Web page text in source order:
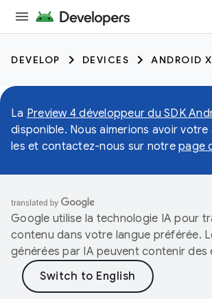
DEVELOP DEVICES ANDROID
La Preview 4 développeur du SDK
disponible. Nous aimerions avoir votre
les et contactez-nous sur notre page
Google utilise la technologie IA pour
contenu dans votre langue préférée.
générées par IA peuvent contenir des